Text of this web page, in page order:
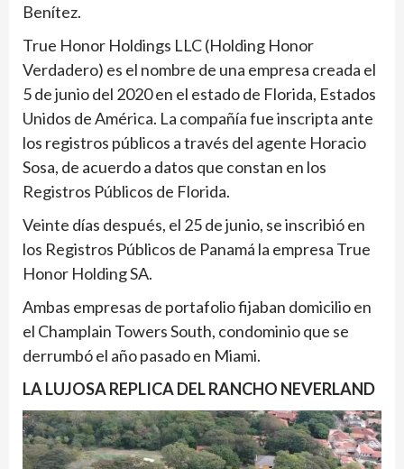
Benítez.
True Honor Holdings LLC (Holding Honor
Verdadero) es el nombre de una empresa creada el
5 de junio del 2020 en el estado de Florida, Estados
Unidos de América. La compañía fue inscripta ante
los registros públicos a través del agente Horacio
Sosa, de acuerdo a datos que constan en los
Registros Públicos de Florida.
Veinte días después, el 25 de junio, se inscribió en
los Registros Públicos de Panamá la empresa True
Honor Holding SA.
Ambas empresas de portafolio fijaban domicilio en
el Champlain Towers South, condominio que se
derrumbó el año pasado en Miami.
LA LUJOSA REPLICA DEL RANCHO NEVERLAND